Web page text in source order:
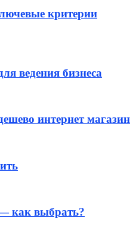
критерии
ведения бизнеса
интернет магазин
как выбрать?